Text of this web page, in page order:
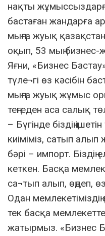
нақты
бастаған жандарға
мыңға жуық
оқып, 53 мың
Яғни, «Бизнес
түле¬гі өз кәсібін
мыңға жуық жұмыс
теңгеден аса салық
– Бүгінде біздің
киіміміз, сатып
бәрі – импорт. Біздің
кеткен. Басқа
са¬тып алып, өңдеп,
Одан
тек басқа
жатырмыз. «Бизнес